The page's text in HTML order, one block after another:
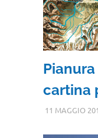
cartina
11 MAGGIO